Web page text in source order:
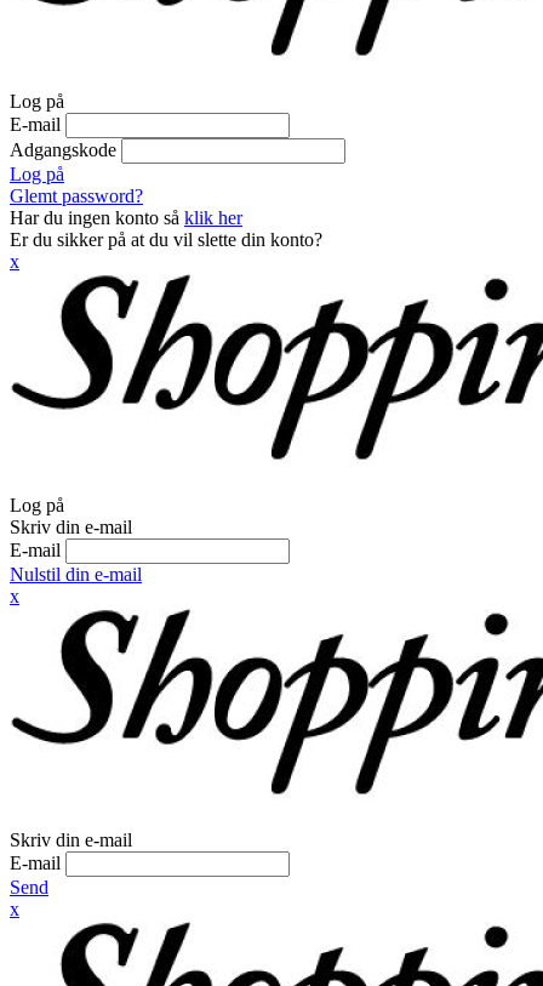
Log på
E-mail
Adgangskode
Log på
Glemt password?
Har du ingen konto så klik her
Er du sikker på at du vil slette din konto?
x
Log på
Skriv din e-mail
E-mail
Nulstil din e-mail
x
Skriv din e-mail
E-mail
Send
x